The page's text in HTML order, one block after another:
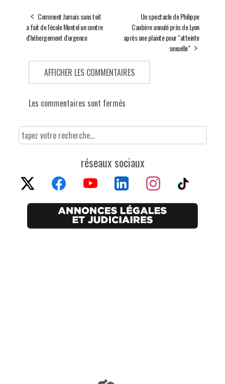
Comment Jamais sans toit
a fait de l'école Montel un centre
d'hébergement d'urgence
Un spectacle de Philippe
Caubère annulé près de Lyon
après une plainte pour "atteinte
sexuelle"
AFFICHER LES COMMENTAIRES
Les commentaires sont fermés
réseaux sociaux